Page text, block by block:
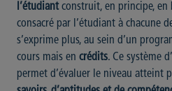
l’étudiantconstruit, en principe, en
consacré par l’étudiant à chacune
s’exprime plus, au sein d’un
cours mais en crédits. Ce système
permet d’évaluer le niveau atteint